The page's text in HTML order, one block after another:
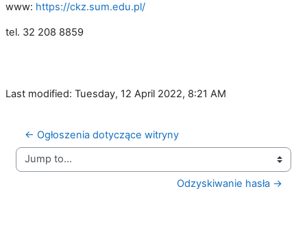
www: https://ckz.sum.edu.pl/
tel. 32 208 8859
Last modified: Tuesday, 12 April 2022, 8:21 AM
← Ogłoszenia dotyczące witryny
Jump to...
Odzyskiwanie hasła →